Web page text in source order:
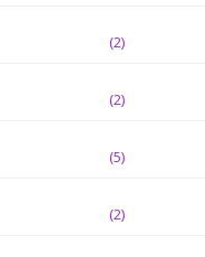
(2)
(2)
(5)
(2)